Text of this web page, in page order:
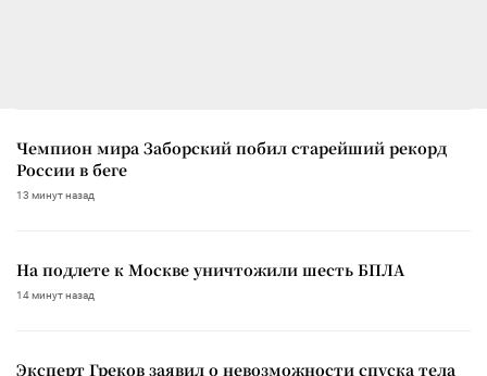
Чемпион мира Заборский побил старейший рекорд
России в беге
13 минут назад
На подлете к Москве уничтожили шесть БПЛА
14 минут назад
Эксперт Греков заявил о невозможности спуска тела